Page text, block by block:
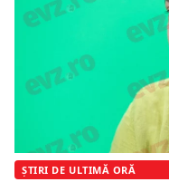
ȘTIRI DE ULTIMĂ ORĂ